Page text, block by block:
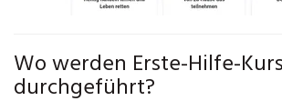
Wo werden Erste-Hilfe-
durchgeführt?